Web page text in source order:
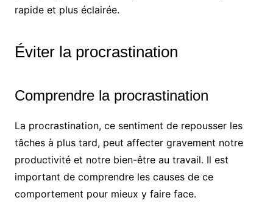
rapide et plus éclairée.
Éviter la procrastination
Comprendre la procrastination
La procrastination, ce sentiment de repousser les
tâches à plus tard, peut affecter gravement notre
productivité et notre bien-être au travail. Il est
important de comprendre les causes de ce
comportement pour mieux y faire face.